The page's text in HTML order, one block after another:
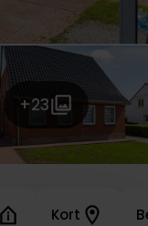
+23
Kort